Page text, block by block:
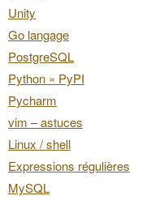
Unity
Go langage
PostgreSQL
Python » PyPI
Pycharm
vim – astuces
Linux / shell
Expressions régulières
MySQL